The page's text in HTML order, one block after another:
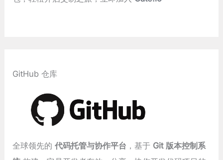
GitHub 仓库
全球领先的代码托管与协作平台 ，基于 Git 版本控制系